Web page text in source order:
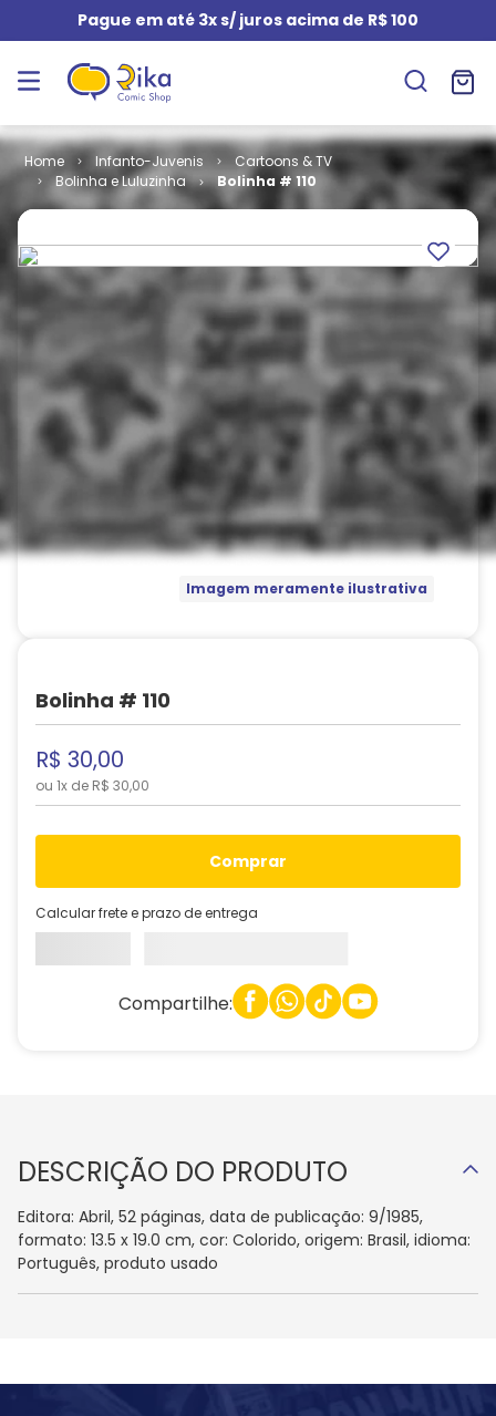
Pague em até 3x s/ juros acima de R$ 100
Infanto-Juvenis
Cartoons & TV
Bolinha e Luluzinha
Bolinha # 110
Imagem meramente ilustrativa
Bolinha # 110
R$ 30,00
ou 1x de R$ 30,00
comprar
Calcular frete e prazo de entrega
Compartilhe:
DESCRIÇÃO DO PRODUTO
Editora: Abril, 52 páginas, data de publicação: 9/1985,
formato: 13.5 x 19.0 cm, cor: Colorido, origem: Brasil, idioma:
Português, produto usado